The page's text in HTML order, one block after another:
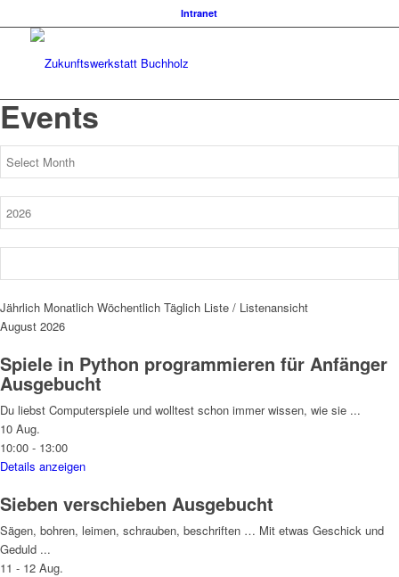
Intranet
Events
Jährlich Monatlich Wöchentlich Täglich Liste / Listenansicht
August 2026
Spiele in Python programmieren für Anfänger
Ausgebucht
Du liebst Computerspiele und wolltest schon immer wissen, wie sie ...
10 Aug.
10:00 - 13:00
Details anzeigen
Sieben verschieben Ausgebucht
Sägen, bohren, leimen, schrauben, beschriften … Mit etwas Geschick und
Geduld ...
11 - 12 Aug.